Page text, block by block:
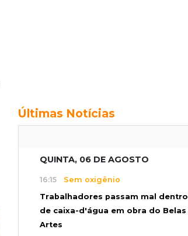
Últimas Notícias
QUINTA, 06 DE AGOSTO
16:15 Sem oxigênio
Trabalhadores passam mal dentro
de caixa-d'água em obra do Belas
Artes